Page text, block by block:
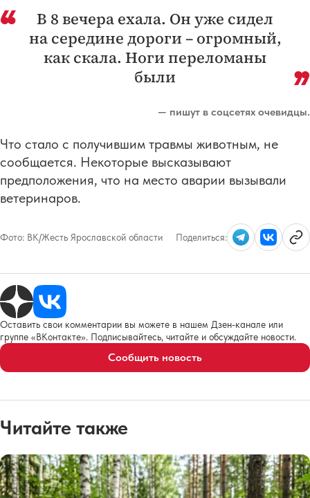
В 8 вечера ехала. Он уже сидел
на середине дороги – огромный,
как скала. Ноги переломаны
были
— пишут в соцсетях очевидцы.
Что стало с получившим травмы животным, не
сообщается. Некоторые высказывают
предположения, что на место аварии вызывали
ветеринаров.
Фото: ВК/Жесть Ярославской области Поделиться:
Оставить свои комментарии вы можете в нашем Дзен-канале или
группе «ВКонтакте». Подписывайтесь, читайте и обсуждайте новости.
Сообщить новость
Читайте также